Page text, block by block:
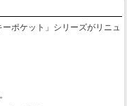
ポケット」シリーズがリニュ